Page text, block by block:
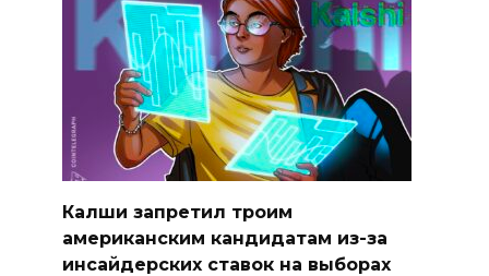
Калши запретил троим
американским кандидатам из-за
инсайдерских ставок на выборах